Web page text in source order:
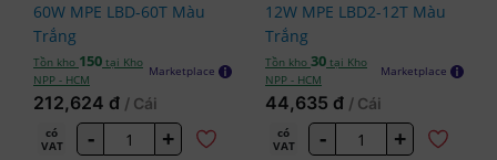
60W MPE LBD-60T Màu
Trắng
Tồn kho 150 tại Kho
NPP - HCM
Marketplace
212,624 đ / Cái
có
VAT
- +
12W MPE LBD2-12T Màu
Trắng
Tồn kho 30 tại Kho
NPP - HCM
Marketplace
44,635 đ / Cái
có
VAT
- +